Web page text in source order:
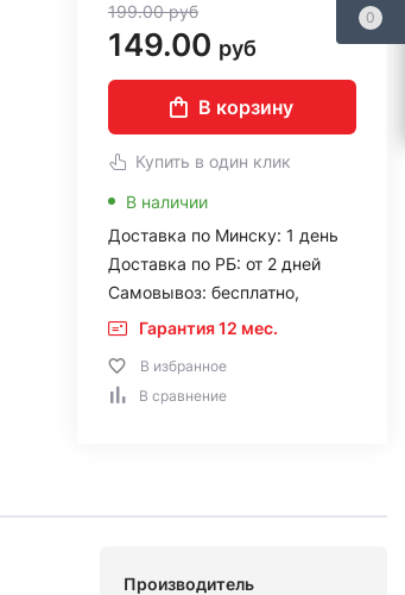
0
199.00руб
149.00 руб
В корзину
Купить в один клик
В наличии
Доставка по Минску: 1 день
Доставка по РБ: от 2 дней
Самовывоз: бесплатно,
Гарантия 12 мес.
В избранное
В сравнение
Производитель